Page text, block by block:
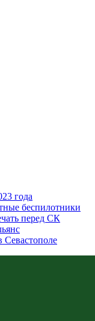
года
беспилотники
перед СК
Севастополе